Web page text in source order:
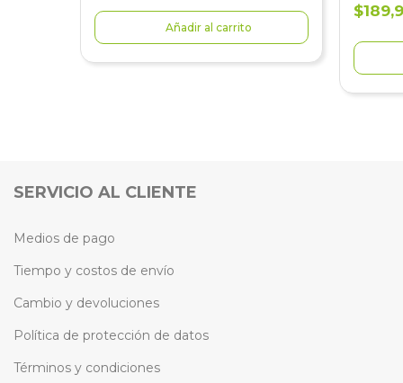
Añadir al carrito
SERVICIO AL CLIENTE
Medios de pago
Tiempo y costos de envío
Cambio y devoluciones
Política de protección de datos
Términos y condiciones